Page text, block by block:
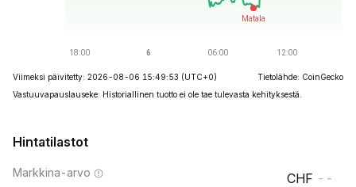
Viimeksi päivitetty: 2026-08-06 15:49:53 (UTC+0)
Tietolähde: CoinGecko
Vastuuvapauslauseke: Historiallinen tuotto ei ole tae tulevasta kehityksestä.
Hintatilastot
Markkina-arvo --